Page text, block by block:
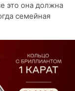
это она должна
семейная